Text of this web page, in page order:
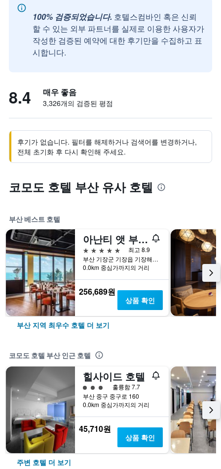
100% 검증되었습니다. 호텔스컴바인 혹은 신뢰
할 수 있는 외부 파트너를 실제로 이용한 사용자가
작성한 검증된 예약에 대한 후기만을 수집하고 표
시합니다.
8.4 매우 좋음
3,326개의 검증된 평점
후기가 없습니다. 필터를 해제하거나 검색어를 변경하거나,
전체 초기화 후 다시 확인해 주세요.
코모도 호텔 부산 유사 호텔
부산 베스트 호텔
아난티 앳 부산 코브
5성급
최고 8.9
부산 기장군 기장읍 기장해안로 268-32
0.0km 중심가까지의 거리
256,689원
상품 확인
부산 지역 최우수 호텔 더 보기
코모도 호텔 부산 인근 호텔
힐사이드 호텔
3​성급
훌륭함 7.7
부산 중구 중구로 160
0.0km 중심가까지의 거리
45,710원
상품 확인
주변 호텔 더 보기